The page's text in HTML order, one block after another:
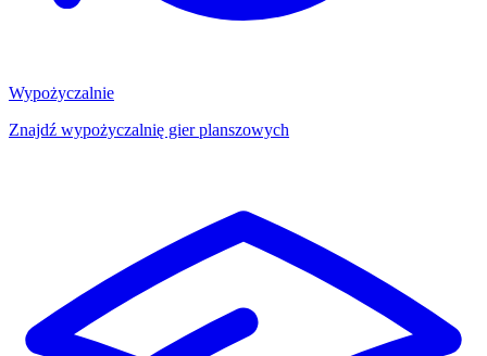
Wypożyczalnie
Znajdź wypożyczalnię gier planszowych